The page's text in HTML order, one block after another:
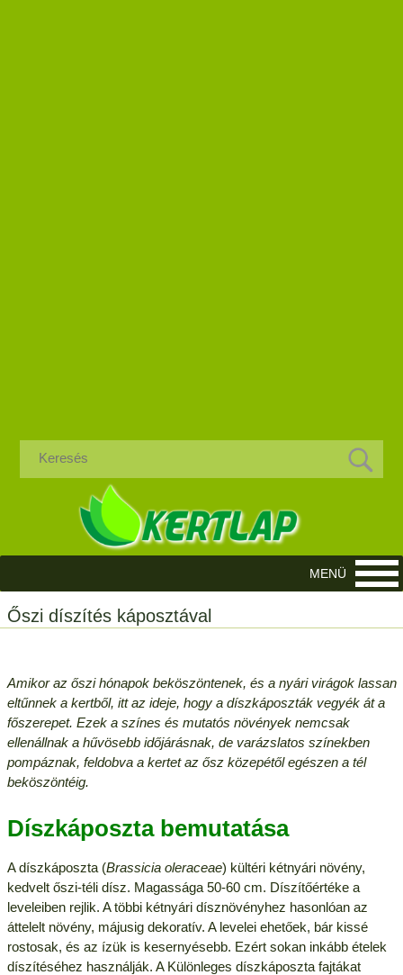
Őszi díszítés káposztával
Amikor az őszi hónapok beköszöntenek, és a nyári virágok lassan
eltűnnek a kertből, itt az ideje, hogy a díszkáposzták vegyék át a
főszerepet. Ezek a színes és mutatós növények nemcsak
ellenállnak a hűvösebb időjárásnak, de varázslatos színekben
pompáznak, feldobva a kertet az ősz közepétől egészen a tél
beköszöntéig.
Díszkáposzta bemutatása
A díszkáposzta (Brassicia oleraceae) kültéri kétnyári növény,
kedvelt őszi-téli dísz. Magassága 50-60 cm. Díszítőértéke a
leveleiben rejlik. A többi kétnyári dísznövényhez hasonlóan az
áttelelt növény, májusig dekoratív. A levelei ehetőek, bár kissé
rostosak, és az ízük is kesernyésebb. Ezért sokan inkább ételek
díszítéséhez használják. A Különleges díszkáposzta fajtákat